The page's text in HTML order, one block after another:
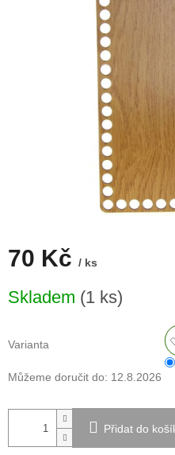
70 Kč / ks
cena:
Skladem (1 ks)
Varianta
Můžeme doručit do: 12.8.2026
Přidat do